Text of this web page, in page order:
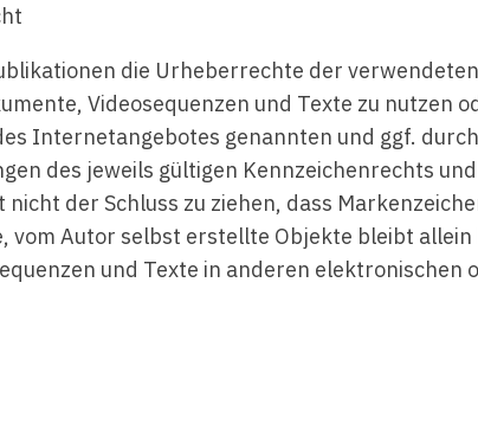
die Urheberrechte der
Videosequenzen und Texte zu nutzen
Internetangebotes genannten und ggf.
des jeweils gültigen Kennzeichenrechts
der Schluss zu ziehen, dass
Autor selbst erstellte Objekte bleibt
und Texte in anderen